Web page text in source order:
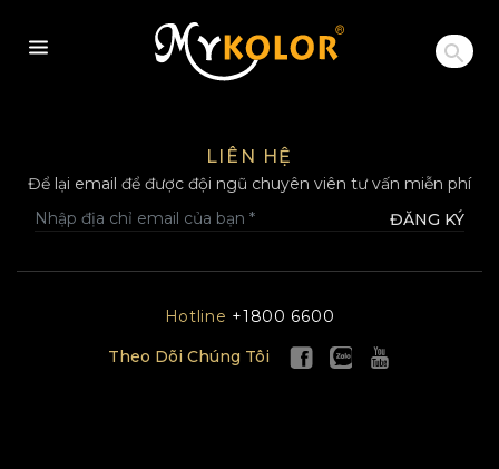
MYKOLOR
LIÊN HỆ
Để lại email để được đội ngũ chuyên viên tư vấn miễn phí
ĐĂNG KÝ
Hotline +1800 6600
Theo Dõi Chúng Tôi